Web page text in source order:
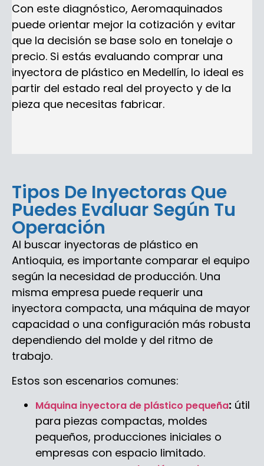
Con este diagnóstico, Aeromaquinados
puede orientar mejor la cotización y evitar
que la decisión se base solo en tonelaje o
precio. Si estás evaluando comprar una
inyectora de plástico en Medellín, lo ideal es
partir del estado real del proyecto y de la
pieza que necesitas fabricar.
Tipos De Inyectoras Que
Puedes Evaluar Según Tu
Operación
Al buscar inyectoras de plástico en
Antioquia, es importante comparar el equipo
según la necesidad de producción. Una
misma empresa puede requerir una
inyectora compacta, una máquina de mayor
capacidad o una configuración más robusta
dependiendo del molde y del ritmo de
trabajo.
Estos son escenarios comunes:
Máquina inyectora de plástico pequeña: útil
para piezas compactas, moldes
pequeños, producciones iniciales o
empresas con espacio limitado.